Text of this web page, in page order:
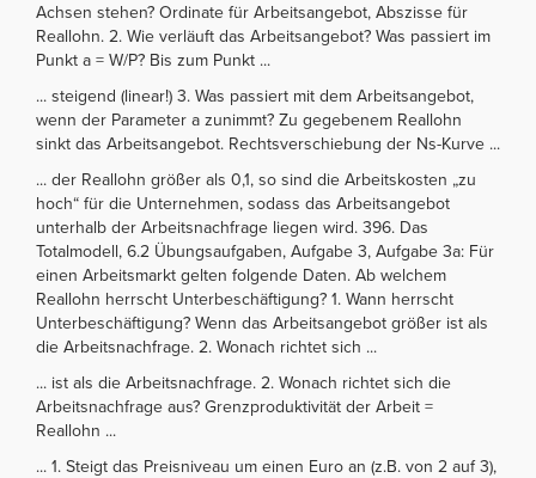
Achsen stehen? Ordinate für Arbeitsangebot, Abszisse für
Reallohn. 2. Wie verläuft das Arbeitsangebot? Was passiert im
Punkt a = W/P? Bis zum Punkt ...
... steigend (linear!) 3. Was passiert mit dem Arbeitsangebot,
wenn der Parameter a zunimmt? Zu gegebenem Reallohn
sinkt das Arbeitsangebot. Rechtsverschiebung der Ns-Kurve ...
... der Reallohn größer als 0,1, so sind die Arbeitskosten „zu
hoch“ für die Unternehmen, sodass das Arbeitsangebot
unterhalb der Arbeitsnachfrage liegen wird. 396. Das
Totalmodell, 6.2 Übungsaufgaben, Aufgabe 3, Aufgabe 3a: Für
einen Arbeitsmarkt gelten folgende Daten. Ab welchem
Reallohn herrscht Unterbeschäftigung? 1. Wann herrscht
Unterbeschäftigung? Wenn das Arbeitsangebot größer ist als
die Arbeitsnachfrage. 2. Wonach richtet sich ...
... ist als die Arbeitsnachfrage. 2. Wonach richtet sich die
Arbeitsnachfrage aus? Grenzproduktivität der Arbeit =
Reallohn ...
... 1. Steigt das Preisniveau um einen Euro an (z.B. von 2 auf 3),